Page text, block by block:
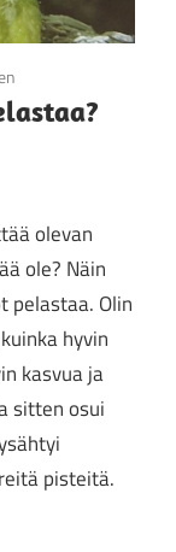
olevan
ole? Näin
pelastaa. Olin
hyvin
kasvua ja
sitten osui
pisteitä.